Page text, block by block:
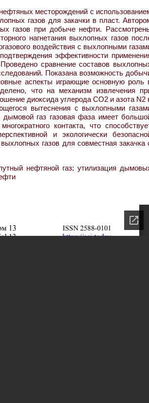
месторождений с
газов для закачки в пласт.
газов при добыче нефти.
нагнетания выхлопных газов
воздействия с выхлопными
эффективности
сравнение составов
Показана возможность
аспекты играющие основную роль
что на механизм извлечения
диоксида углерода СО2 и азота N2
вытеснения с выхлопными
газ газовая фаза имеет
контакта, что
и экологически
газов для совместная закачка
нефтяной газ; утилизация